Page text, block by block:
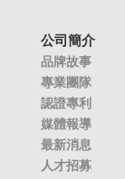
公司簡介
品牌故事
專業團隊
認證專利
媒體報導
最新消息
人才招募